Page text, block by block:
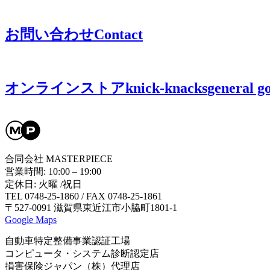
お問い合わせContact
オンラインストアknick-knacksgeneral
合同会社 MASTERPIECE
営業時間: 10:00 – 19:00
定休日: 火曜 /祝日
TEL 0748-25-1860 / FAX 0748-25-1861
〒527-0091 滋賀県東近江市小脇町1801-1
Google Maps
自動車特定整備事業認証工場
コンピュータ・システム診断認定店
損害保険ジャパン（株）代理店